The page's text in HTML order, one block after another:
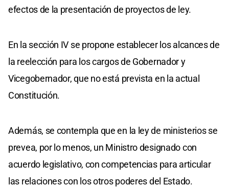
efectos de la presentación de proyectos de ley.
En la sección IV se propone establecer los alcances de
la reelección para los cargos de Gobernador y
Vicegobernador, que no está prevista en la actual
Constitución.
Además, se contempla que en la ley de ministerios se
prevea, por lo menos, un Ministro designado con
acuerdo legislativo, con competencias para articular
las relaciones con los otros poderes del Estado.